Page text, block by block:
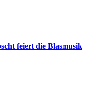
feiert die Blasmusik